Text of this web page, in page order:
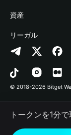
Help Center
お問い合わせ
ブランドリソース
キャリア
Crypto Swap API
Altcoin Season
Prediction Markets
DApp
RWA
Bitget Wallet Pay
プロジェクトを掲載
セキュリティ技術
暗号資産を購入
認証検出
コントラクト検出
一括送金
資産
Arbitrum
Avalanche
Bitcoin
Polygon
リーガル
プライバシーポリ
利用規約
© 2018-2026 Bitget
トークンを1分